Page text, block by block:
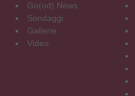
Go(od) News
Sondaggi
Gallerie
Video